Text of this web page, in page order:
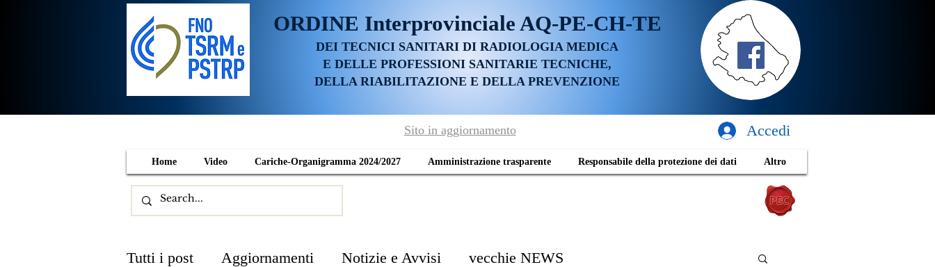
ORDINE Interprovinciale AQ-PE-CH-TE
DEI TECNICI SANITARI DI RADIOLOGIA MEDICA
E DELLE PROFESSIONI SANITARIE TECNICHE,
DELLA RIABILITAZIONE E DELLA PREVENZIONE
Sito in aggiornamento
Home Video Cariche-Organigramma 2024/2027 Amministrazione trasparente Responsabile della protezione dei dati Altro
Accedi
Tutti i post Aggiornamenti Notizie e Avvisi vecchie NEWS